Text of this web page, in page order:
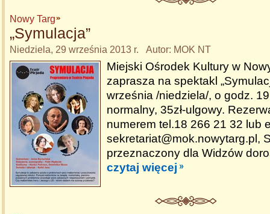
Nowy Targ
„Symulacja”
Niedziela, 29 września 2013 r. Autor: MOK NT
Miejski Ośrodek Kultury w
zaprasza na spektakl
września /niedziela/, o godz.
normalny, 35zł-ulgowy.
numerem tel.18 266 21 32 lub
sekretariat@mok.nowytarg.pl,
przeznaczony dla Widzów
czytaj więcej